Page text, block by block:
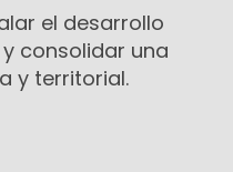
el desarrollo
consolidar una
y territorial.